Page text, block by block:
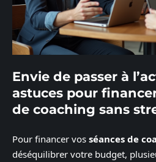
Envie de passer à
astuces pour
de coaching sans
Pour financer vos séances de
déséquilibrer votre budget,